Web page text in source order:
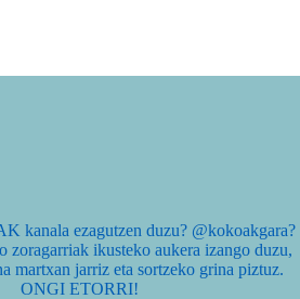
kanala ezagutzen duzu? @kokoakgara?
zoragarriak ikusteko aukera izango duzu,
martxan jarriz eta sortzeko grina piztuz.
ONGI ETORRI!